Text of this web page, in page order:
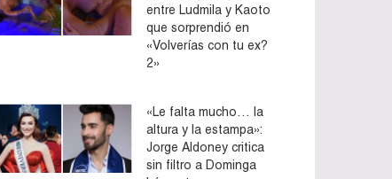
entre Ludmila y Kaoto
que sorprendió en
«Volverías con tu ex?
2»
«Le falta mucho… la
altura y la estampa»:
Jorge Aldoney critica
sin filtro a Dominga